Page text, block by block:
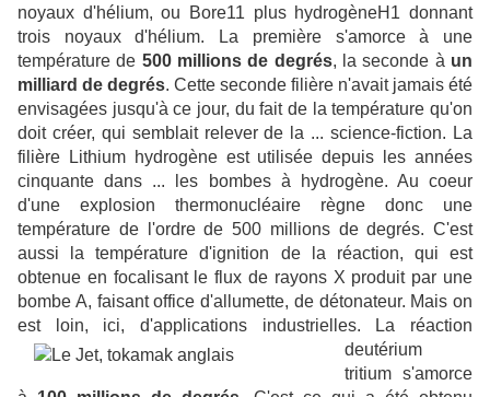
noyaux d'hélium, ou Bore11 plus hydrogèneH1 donnant
trois noyaux d'hélium. La première s'amorce à une
température de 500 millions de degrés, la seconde à un
milliard de degrés. Cette seconde filière n'avait jamais été
envisagées jusqu'à ce jour, du fait de la température qu'on
doit créer, qui semblait relever de la ... science-fiction. La
filière Lithium hydrogène est utilisée depuis les années
cinquante dans ... les bombes à hydrogène. Au coeur
d'une explosion thermonucléaire règne donc une
température de l'ordre de 500 millions de degrés. C'est
aussi la température d'ignition de la réaction, qui est
obtenue en focalisant le flux de rayons X produit par une
bombe A, faisant office d'allumette, de détonateur. Mais on
est loin, ici, d'applications industrielles.
La réaction
deutérium
tritium s'amorce